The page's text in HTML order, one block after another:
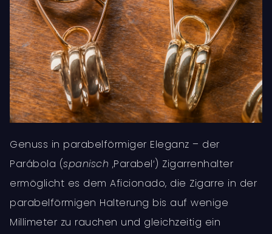
Genuss in parabelförmiger Eleganz – der
Parábola (spanisch ‚Parabel‘) Zigarrenhalter
ermöglicht es dem Aficionado, die Zigarre in der
parabelförmigen Halterung bis auf wenige
Millimeter zu rauchen und gleichzeitig ein